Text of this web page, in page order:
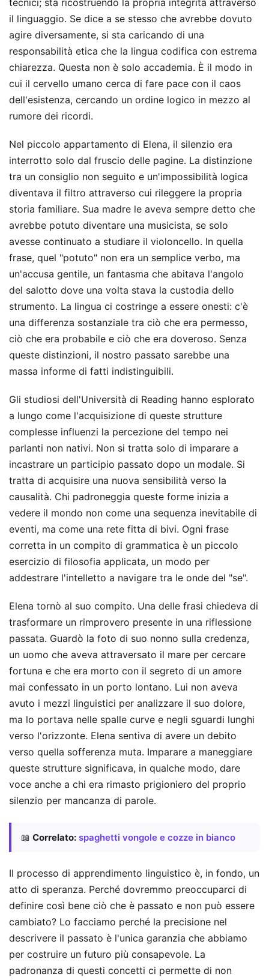
tecnici; sta ricostruendo la propria integrità attraverso
il linguaggio. Se dice a se stesso che avrebbe dovuto
agire diversamente, si sta caricando di una
responsabilità etica che la lingua codifica con estrema
chiarezza. Questa non è solo accademia. È il modo in
cui il cervello umano cerca di fare pace con il caos
dell'esistenza, cercando un ordine logico in mezzo al
rumore dei ricordi.
Nel piccolo appartamento di Elena, il silenzio era
interrotto solo dal fruscio delle pagine. La distinzione
tra un consiglio non seguito e un'impossibilità logica
diventava il filtro attraverso cui rileggere la propria
storia familiare. Sua madre le aveva sempre detto che
avrebbe potuto diventare una musicista, se solo
avesse continuato a studiare il violoncello. In quella
frase, quel "potuto" non era un semplice verbo, ma
un'accusa gentile, un fantasma che abitava l'angolo
del salotto dove una volta stava la custodia dello
strumento. La lingua ci costringe a essere onesti: c'è
una differenza sostanziale tra ciò che era permesso,
ciò che era probabile e ciò che era doveroso. Senza
queste distinzioni, il nostro passato sarebbe una
massa informe di fatti indistinguibili.
Gli studiosi dell'Università di Reading hanno esplorato
a lungo come l'acquisizione di queste strutture
complesse influenzi la percezione del tempo nei
parlanti non nativi. Non si tratta solo di imparare a
incastrare un participio passato dopo un modale. Si
tratta di acquisire una nuova sensibilità verso la
causalità. Chi padroneggia queste forme inizia a
vedere il mondo non come una sequenza inevitabile di
eventi, ma come una rete fitta di bivi. Ogni frase
corretta in un compito di grammatica è un piccolo
esercizio di filosofia applicata, un modo per
addestrare l'intelletto a navigare tra le onde del "se".
Elena tornò al suo compito. Una delle frasi chiedeva di
trasformare un rimprovero presente in una riflessione
passata. Guardò la foto di suo nonno sulla credenza,
un uomo che aveva attraversato il mare per cercare
fortuna e che era morto con il segreto di un amore
mai confessato in un porto lontano. Lui non aveva
avuto i mezzi linguistici per analizzare il suo dolore,
ma lo portava nelle spalle curve e negli sguardi lunghi
verso l'orizzonte. Elena sentiva di avere un debito
verso quella sofferenza muta. Imparare a maneggiare
queste strutture significava, in qualche modo, dare
voce anche a chi era rimasto prigioniero del proprio
silenzio per mancanza di parole.
📖 Correlato: spaghetti vongole e cozze in bianco
Il processo di apprendimento linguistico è, in fondo, un
atto di speranza. Perché dovremmo preoccuparci di
definire così bene ciò che è passato e non può essere
cambiato? Lo facciamo perché la precisione nel
descrivere il passato è l'unica garanzia che abbiamo
per costruire un futuro più consapevole. La
padronanza di questi concetti ci permette di non